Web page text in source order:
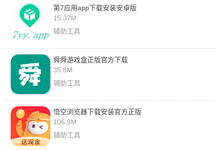
第7应用app下载安装安卓版
15.37M
辅助工具
舜舜游戏盒正版官方下载
35.8M
辅助工具
悟空浏览器下载安装官方正版
106.9M
辅助工具